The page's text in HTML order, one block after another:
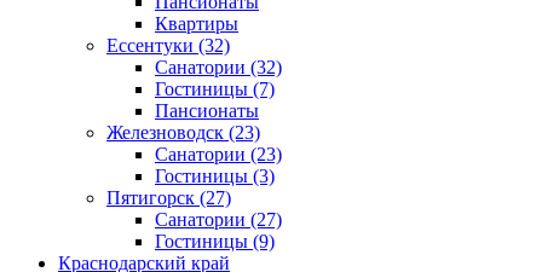
Квартиры
Ессентуки (32)
Санатории (32)
Гостиницы (7)
Пансионаты
Железноводск (23)
Санатории (23)
Гостиницы (3)
Пятигорск (27)
Санатории (27)
Гостиницы (9)
Краснодарский край